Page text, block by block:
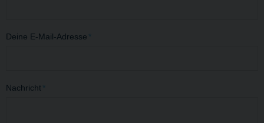
Deine E-Mail-Adresse *
Nachricht *